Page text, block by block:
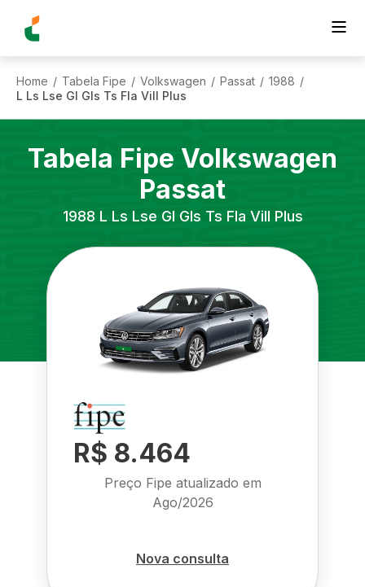
Home / Tabela Fipe / Volkswagen / Passat / 1988 /
L Ls Lse Gl Gls Ts Fla Vill Plus
Tabela Fipe Volkswagen
Passat
1988 L Ls Lse Gl Gls Ts Fla Vill Plus
R$ 8.464
Preço Fipe atualizado em
Ago/2026
Nova consulta